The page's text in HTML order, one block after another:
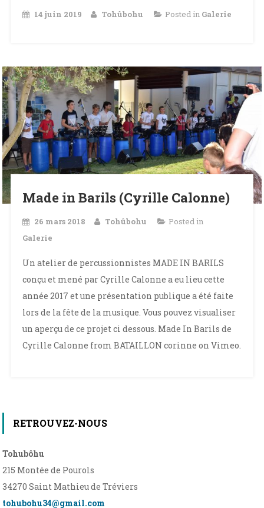
14 juin 2019 Tohûbohu Posted in Galerie
Made in Barils (Cyrille Calonne)
26 mars 2018 Tohûbohu
Posted in
Galerie
Un atelier de percussionnistes MADE IN BARILS
conçu et mené par Cyrille Calonne a eu lieu cette
année 2017 et une présentation publique a été faite
lors de la fête de la musique. Vous pouvez visualiser
un aperçu de ce projet ci dessous. Made In Barils de
Cyrille Calonne from BATAILLON corinne on Vimeo.
RETROUVEZ-NOUS
Tohubôhu
215 Montée de Pourols
34270 Saint Mathieu de Tréviers
tohubohu34@gmail.com